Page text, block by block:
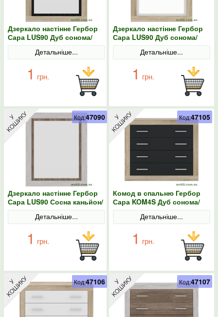
Дзеркало настінне Гербор
Сара LUS90 Дуб сонома/
Антрацит
Детальніше...
1 грн.
Дзеркало настінне Гербор
Сара LUS90 Дуб сонома/
Німфея альба
Детальніше...
1 грн.
Дзеркало настінне Гербор
Сара LUS90 Сосна каньйон/
Дуб сонома трюфель
Детальніше...
1 грн.
Код:47090
Комод в спальню Гербор
Сара KOM4S Дуб сонома/
Антрацит
Детальніше...
1 грн.
Код:47105
Код:47106 Код:47107